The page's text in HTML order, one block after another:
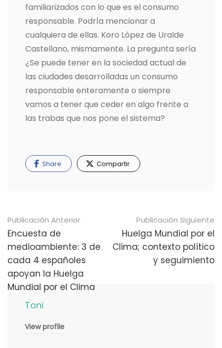
familiarizados con lo que es el consumo
responsable. Podría mencionar a
cualquiera de ellas. Koro López de Uralde
Castellano, mismamente. La pregunta sería
¿Se puede tener en la sociedad actual de
las ciudades desarrolladas un consumo
responsable enteramente o siempre
vamos a tener que ceder en algo frente a
las trabas que nos pone el sistema?
Share Compartir
Navegación
de
publicaciones
Publicación Anterior
Encuesta de
medioambiente: 3 de
cada 4 españoles
apoyan la Huelga
Mundial por el Clima
Publicación Siguiente
Huelga Mundial por el
Clima; contexto político
y seguimiento
Toni
View profile